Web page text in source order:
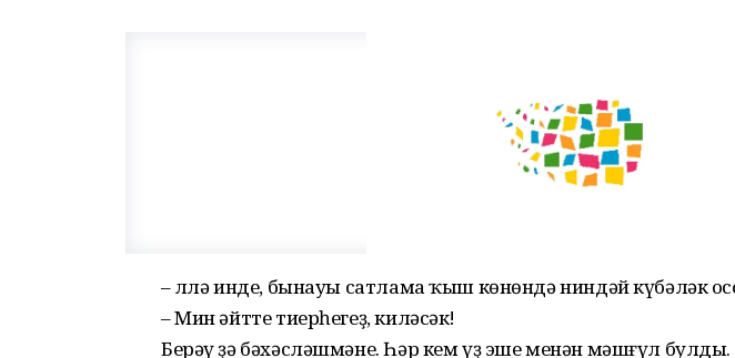
– Әллә инде, бынауы сатлама ҡыш көнөндә ниндәй күбәләк
– Мин әйтте тиерһегеҙ, киләсәк!
Берәү ҙә бәхәсләшмәне. Һәр кем үҙ эше менән мәшғүл